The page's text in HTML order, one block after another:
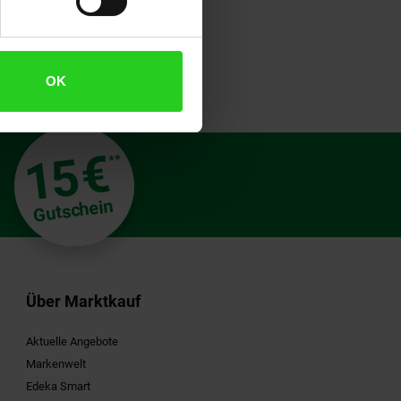
OK
15€**
Gutschein
Über Marktkauf
Aktuelle Angebote
Markenwelt
Edeka Smart